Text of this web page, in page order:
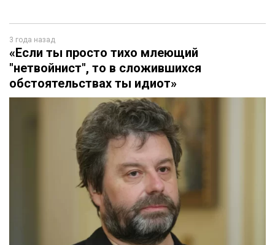
3 года назад
«Если ты просто тихо млеющий
"нетвойнист", то в сложившихся
обстоятельствах ты идиот»